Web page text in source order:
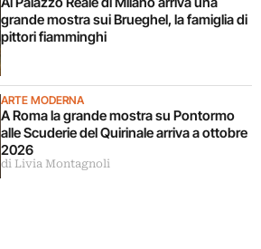
grande mostra sui Brueghel, la famiglia di
pittori fiamminghi
ARTE MODERNA
A Roma la grande mostra su Pontormo
alle Scuderie del Quirinale arriva a ottobre
2026
di Livia Montagnoli